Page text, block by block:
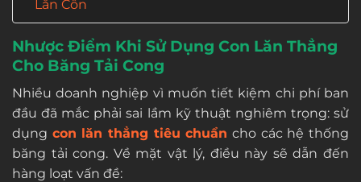
Lăn Côn
Nhược Điểm Khi Sử Dụng Con Lăn Thẳng
Cho Băng Tải Cong
Nhiều doanh nghiệp vì muốn tiết kiệm chi phí ban
đầu đã mắc phải sai lầm kỹ thuật nghiêm trọng: sử
dụng con lăn thẳng tiêu chuẩn cho các hệ thống
băng tải cong. Về mặt vật lý, điều này sẽ dẫn đến
hàng loạt vấn đề: